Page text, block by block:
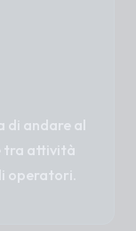
di andare al
tra attività
operatori.